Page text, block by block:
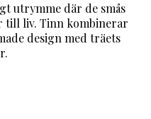
utrymme där de smås
till liv. Tinn kombinerar
design med träets